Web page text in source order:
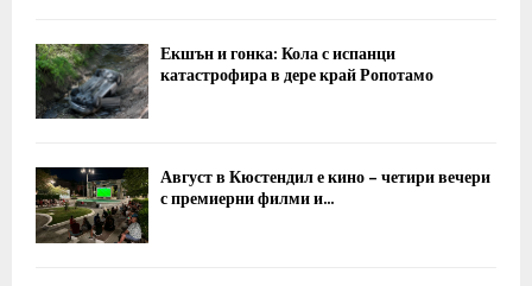
Екшън и гонка: Кола с испанци
катастрофира в дере край Ропотамо
Август в Кюстендил е кино – четири вечери
с премиерни филми и...